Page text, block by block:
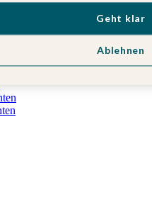
Ablehnen
Geht klar